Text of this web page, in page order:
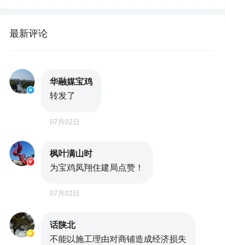
最新评论
华融媒宝鸡
转发了
07月02日
枫叶满山时
为宝鸡凤翔住建局点赞！
07月02日
话陕北
不能以施工理由对商铺造成经济损失